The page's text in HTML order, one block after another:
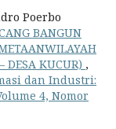
Poerbo
BANGUN
DESA KUCUR) ,
dan Industri:
4, Nomor